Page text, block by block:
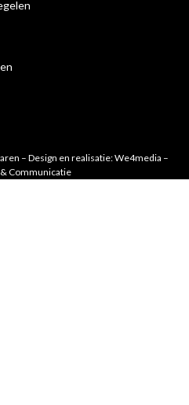
– Design en realisatie:We4media –
Communicatie